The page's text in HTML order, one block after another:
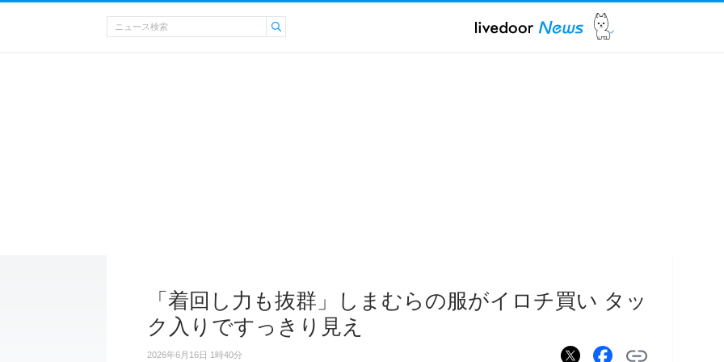
「着回し力も抜群」しまむらの服がイロチ買い タッ
ク入りですっきり見え
2026年6月16日 1時40分